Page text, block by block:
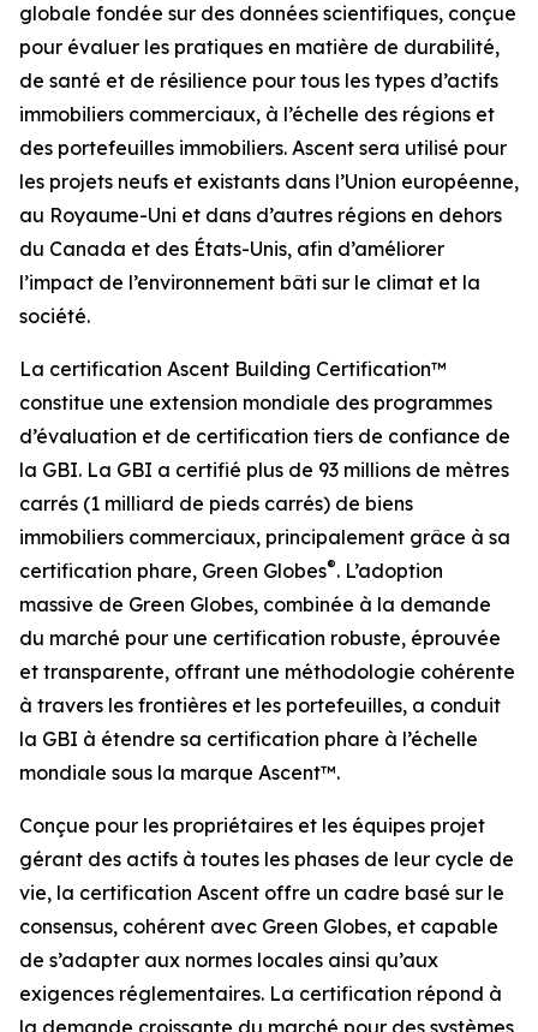
globale fondée sur des données scientifiques, conçue
pour évaluer les pratiques en matière de durabilité,
de santé et de résilience pour tous les types d’actifs
immobiliers commerciaux, à l’échelle des régions et
des portefeuilles immobiliers. Ascent sera utilisé pour
les projets neufs et existants dans l’Union européenne,
au Royaume-Uni et dans d’autres régions en dehors
du Canada et des États-Unis, afin d’améliorer
l’impact de l’environnement bâti sur le climat et la
société.
La certification Ascent Building Certification™
constitue une extension mondiale des programmes
d’évaluation et de certification tiers de confiance de
la GBI. La GBI a certifié plus de 93 millions de mètres
carrés (1 milliard de pieds carrés) de biens
immobiliers commerciaux, principalement grâce à sa
certification phare, Green Globes®. L’adoption
massive de Green Globes, combinée à la demande
du marché pour une certification robuste, éprouvée
et transparente, offrant une méthodologie cohérente
à travers les frontières et les portefeuilles, a conduit
la GBI à étendre sa certification phare à l’échelle
mondiale sous la marque Ascent™.
Conçue pour les propriétaires et les équipes projet
gérant des actifs à toutes les phases de leur cycle de
vie, la certification Ascent offre un cadre basé sur le
consensus, cohérent avec Green Globes, et capable
de s’adapter aux normes locales ainsi qu’aux
exigences réglementaires. La certification répond à
la demande croissante du marché pour des systèmes